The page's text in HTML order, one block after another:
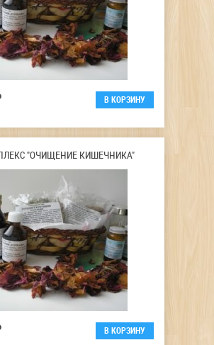
"ОЧИЩЕНИЕ КИШЕЧНИКА"